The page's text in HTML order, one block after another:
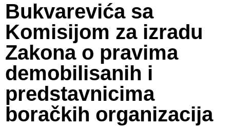
Bukvarevića sa
Komisijom za izradu
Zakona o pravima
demobilisanih i
predstavnicima
boračkih organizacija